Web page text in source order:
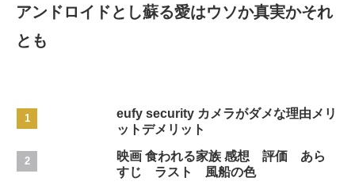
アンドロイドとし蘇る愛はウソか真実かそれ
とも
eufy security カメラがダメな理由メリ
ットデメリット
映画 食われる家族 感想 評価 あら
すじ ラスト 風船の色